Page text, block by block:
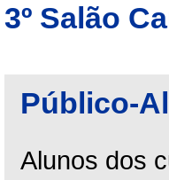
3º Salão
Público-
Alunos dos